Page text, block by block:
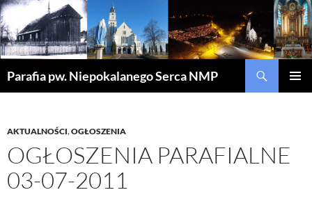
Parafia pw. Niepokalanego Serca NMP
AKTUALNOŚCI,OGŁOSZENIA
OGŁOSZENIA PARAFIALNE
03-07-2011